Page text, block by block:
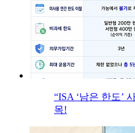
“ISA ‘남은 한도’
목!